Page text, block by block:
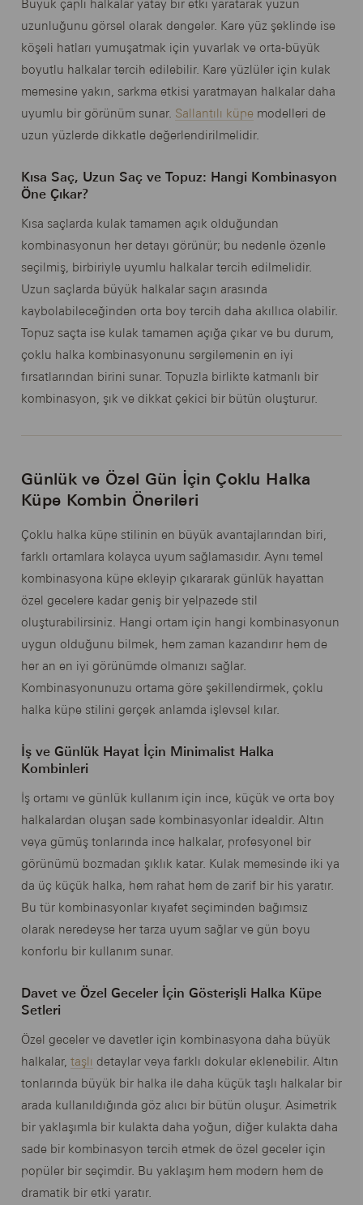
Büyük çaplı halkalar yatay bir etki yaratarak yüzün
uzunluğunu görsel olarak dengeler. Kare yüz şeklinde ise
köşeli hatları yumuşatmak için yuvarlak ve orta-büyük
boyutlu halkalar tercih edilebilir. Kare yüzlüler için kulak
memesine yakın, sarkma etkisi yaratmayan halkalar daha
uyumlu bir görünüm sunar. Sallantılı küpe modelleri de
uzun yüzlerde dikkatle değerlendirilmelidir.
Kısa Saç, Uzun Saç ve Topuz: Hangi Kombinasyon
Öne Çıkar?
Kısa saçlarda kulak tamamen açık olduğundan
kombinasyonun her detayı görünür; bu nedenle özenle
seçilmiş, birbiriyle uyumlu halkalar tercih edilmelidir.
Uzun saçlarda büyük halkalar saçın arasında
kaybolabileceğinden orta boy tercih daha akıllıca olabilir.
Topuz saçta ise kulak tamamen açığa çıkar ve bu durum,
çoklu halka kombinasyonunu sergilemenin en iyi
fırsatlarından birini sunar. Topuzla birlikte katmanlı bir
kombinasyon, şık ve dikkat çekici bir bütün oluşturur.
Günlük ve Özel Gün İçin Çoklu Halka
Küpe Kombin Önerileri
Çoklu halka küpe stilinin en büyük avantajlarından biri,
farklı ortamlara kolayca uyum sağlamasıdır. Aynı temel
kombinasyona küpe ekleyip çıkararak günlük hayattan
özel gecelere kadar geniş bir yelpazede stil
oluşturabilirsiniz. Hangi ortam için hangi kombinasyonun
uygun olduğunu bilmek, hem zaman kazandırır hem de
her an en iyi görünümde olmanızı sağlar.
Kombinasyonunuzu ortama göre şekillendirmek, çoklu
halka küpe stilini gerçek anlamda işlevsel kılar.
İş ve Günlük Hayat İçin Minimalist Halka
Kombinleri
İş ortamı ve günlük kullanım için ince, küçük ve orta boy
halkalardan oluşan sade kombinasyonlar idealdir. Altın
veya gümüş tonlarında ince halkalar, profesyonel bir
görünümü bozmadan şıklık katar. Kulak memesinde iki ya
da üç küçük halka, hem rahat hem de zarif bir his yaratır.
Bu tür kombinasyonlar kıyafet seçiminden bağımsız
olarak neredeyse her tarza uyum sağlar ve gün boyu
konforlu bir kullanım sunar.
Davet ve Özel Geceler İçin Gösterişli Halka Küpe
Setleri
Özel geceler ve davetler için kombinasyona daha büyük
halkalar, taşlı detaylar veya farklı dokular eklenebilir. Altın
tonlarında büyük bir halka ile daha küçük taşlı halkalar bir
arada kullanıldığında göz alıcı bir bütün oluşur. Asimetrik
bir yaklaşımla bir kulakta daha yoğun, diğer kulakta daha
sade bir kombinasyon tercih etmek de özel geceler için
popüler bir seçimdir. Bu yaklaşım hem modern hem de
dramatik bir etki yaratır.